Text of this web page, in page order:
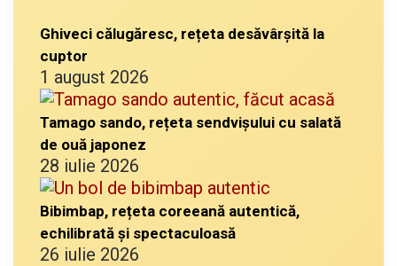
Ghiveci călugăresc, rețeta desăvârșită la
cuptor
1 august 2026
Tamago sando, rețeta sendvișului cu salată
de ouă japonez
28 iulie 2026
Bibimbap, rețeta coreeană autentică,
echilibrată și spectaculoasă
26 iulie 2026